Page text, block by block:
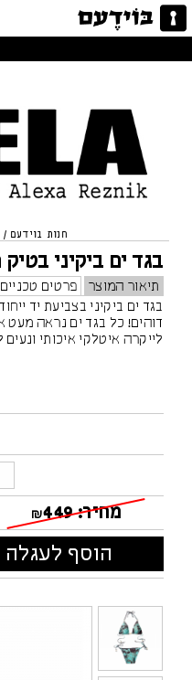
חנות בוידעם /
בגד ים ביקיני בטיק
תיאור המוצר פרטים טכניים
בגד ים ביקיני בצביעת יד
דוהים! כל בגד ים נראה מעט
לייקרה איטלקי איכותי ונעים
מחיר: ₪449
הוסף לעגלה